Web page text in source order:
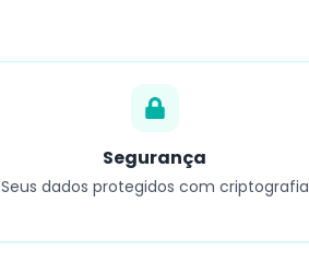
Segurança
Seus dados protegidos com criptografia